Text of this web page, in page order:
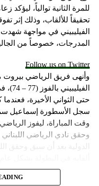
للمرة الثانية توالياً، ليؤكد
تحقيقاً للألقاب، وذلك إثر
الفيليبيني في مواجهة
المدرجات، خصوصاً من
Follow us on Twitter
وأنهى فريق الرياضي
وقت المباراة، ليفوز
وحقق نادي الرياضي اللبناني
عن صاحب المركز الثاني
البطولة وخلفهما فريق